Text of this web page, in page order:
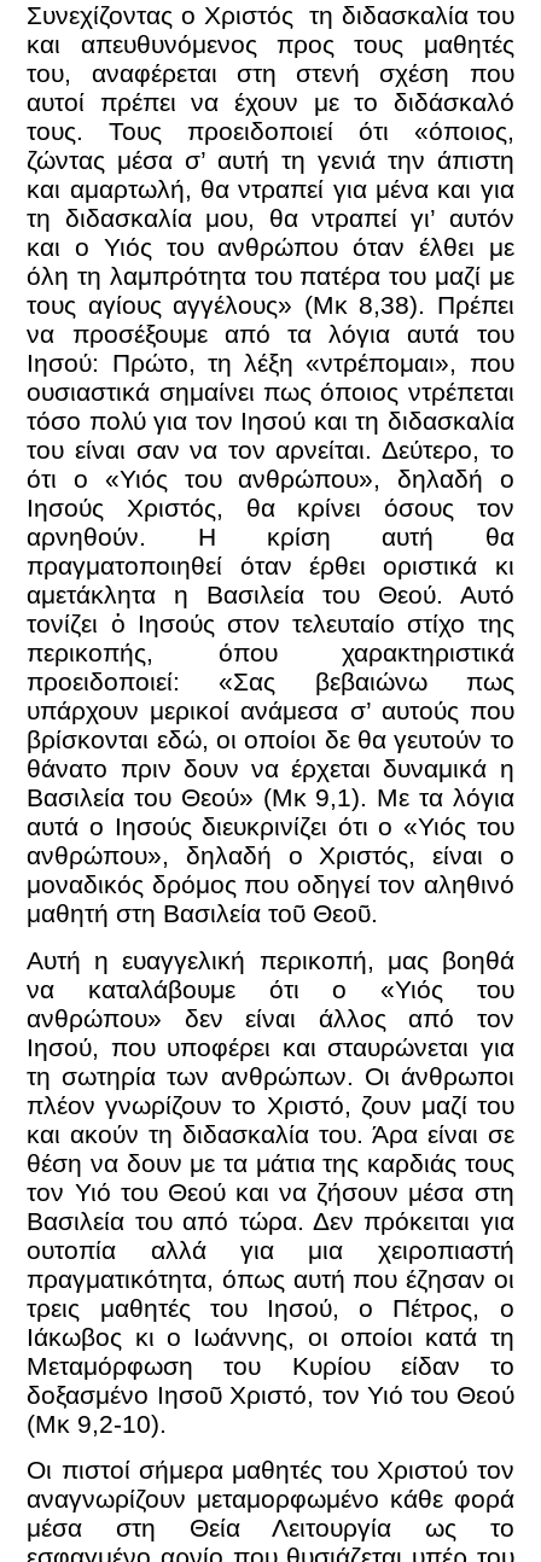
Συνεχίζοντας ο Χριστός τη διδασκαλία του
και απευθυνόμενος προς τους μαθητές
του, αναφέρεται στη στενή σχέση που
αυτοί πρέπει να έχουν με το διδάσκαλό
τους. Τους προειδοποιεί ότι «όποιος,
ζώντας μέσα σ’ αυτή τη γενιά την άπιστη
και αμαρτωλή, θα ντραπεί για μένα και για
τη διδασκαλία μου, θα ντραπεί γι’ αυτόν
και ο Υιός του ανθρώπου όταν έλθει με
όλη τη λαμπρότητα του πατέρα του μαζί με
τους αγίους αγγέλους» (Μκ 8,38). Πρέπει
να προσέξουμε από τα λόγια αυτά του
Ιησού: Πρώτο, τη λέξη «ντρέπομαι», που
ουσιαστικά σημαίνει πως όποιος ντρέπεται
τόσο πολύ για τον Ιησού και τη διδασκαλία
του είναι σαν να τον αρνείται. Δεύτερο, το
ότι ο «Υιός του ανθρώπου», δηλαδή ο
Ιησούς Χριστός, θα κρίνει όσους τον
αρνηθούν. Η κρίση αυτή θα
πραγματοποιηθεί όταν έρθει οριστικά κι
αμετάκλητα η Βασιλεία του Θεού. Αυτό
τονίζει ὁ Ιησούς στον τελευταίο στίχο της
περικοπής, όπου χαρακτηριστικά
προειδοποιεί: «Σας βεβαιώνω πως
υπάρχουν μερικοί ανάμεσα σ’ αυτούς που
βρίσκονται εδώ, οι οποίοι δε θα γευτούν το
θάνατο πριν δουν να έρχεται δυναμικά η
Βασιλεία του Θεού» (Μκ 9,1). Με τα λόγια
αυτά ο Ιησούς διευκρινίζει ότι ο «Υιός του
ανθρώπου», δηλαδή ο Χριστός, είναι ο
μοναδικός δρόμος που οδηγεί τον αληθινό
μαθητή στη Βασιλεία τοῦ Θεοῦ.
Αυτή η ευαγγελική περικοπή, μας βοηθά
να καταλάβουμε ότι ο «Υιός του
ανθρώπου» δεν είναι άλλος από τον
Ιησού, που υποφέρει και σταυρώνεται για
τη σωτηρία των ανθρώπων. Οι άνθρωποι
πλέον γνωρίζουν το Χριστό, ζουν μαζί του
και ακούν τη διδασκαλία του. Άρα είναι σε
θέση να δουν με τα μάτια της καρδιάς τους
τον Υιό του Θεού και να ζήσουν μέσα στη
Βασιλεία του από τώρα. Δεν πρόκειται για
ουτοπία αλλά για μια χειροπιαστή
πραγματικότητα, όπως αυτή που έζησαν οι
τρεις μαθητές του Ιησού, ο Πέτρος, ο
Ιάκωβος κι ο Ιωάννης, οι οποίοι κατά τη
Μεταμόρφωση του Κυρίου είδαν το
δοξασμένο Ιησοῦ Χριστό, τον Υιό του Θεού
(Μκ 9,2-10).
Οι πιστοί σήμερα μαθητές του Χριστού τον
αναγνωρίζουν μεταμορφωμένο κάθε φορά
μέσα στη Θεία Λειτουργία ως το